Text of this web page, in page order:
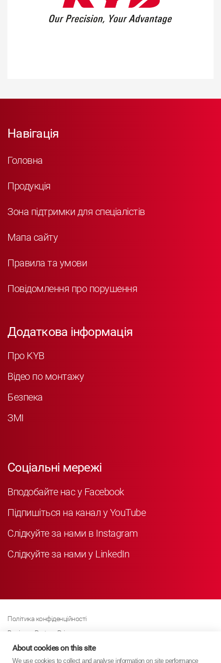
Навігація
Головна
Продукція
Зона підтримки для спеціалістів
Мапа сайту
Правила та умови
Повідомлення про порушення
Додаткова інформація
Про KYB
Відео по монтажу
Безпека
ЗМІ
Соціальні мережі
Вподобайте нас у Facebook
Підпишіться на канал у YouTube
Слідкуйте за нами в Instagram
Слідкуйте за нами у LinkedIn
Політика конфіденційності
Business Partner Privacy
Політика щодо файлів cookie
Сучасна політика Закону про рабство
About cookies on this site
We use cookies to collect and analyse information on site performance